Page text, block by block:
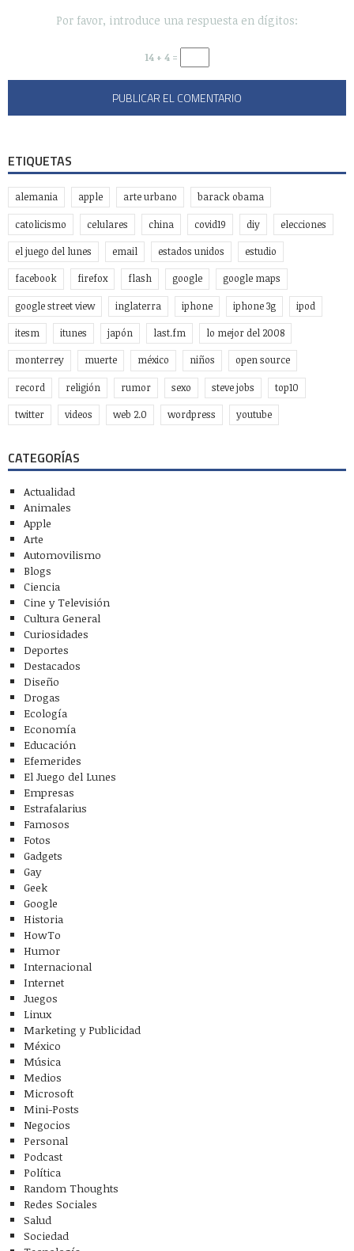
Por favor, introduce una respuesta en dígitos:
14 + 4 =
ETIQUETAS
alemania apple arte urbano barack obama
catolicismo celulares china covid19 diy elecciones
el juego del lunes email estados unidos estudio
facebook firefox flash google google maps
google street view inglaterra iphone iphone 3g ipod
itesm itunes japón last.fm lo mejor del 2008
monterrey muerte méxico niños open source
record religión rumor sexo steve jobs top10
twitter videos web 2.0 wordpress youtube
CATEGORÍAS
Actualidad
Animales
Apple
Arte
Automovilismo
Blogs
Ciencia
Cine y Televisión
Cultura General
Curiosidades
Deportes
Destacados
Diseño
Drogas
Ecología
Economía
Educación
Efemerides
El Juego del Lunes
Empresas
Estrafalarius
Famosos
Fotos
Gadgets
Gay
Geek
Google
Historia
HowTo
Humor
Internacional
Internet
Juegos
Linux
Marketing y Publicidad
México
Música
Medios
Microsoft
Mini-Posts
Negocios
Personal
Podcast
Política
Random Thoughts
Redes Sociales
Salud
Sociedad